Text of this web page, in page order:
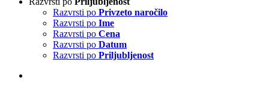
Razvrsti po Privzeto naročilo
Razvrsti po Ime
Razvrsti po Cena
Razvrsti po Datum
Razvrsti po Priljubljenost